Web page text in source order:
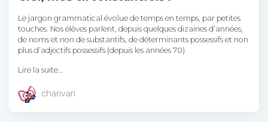
Le jargon grammatical évolue de temps en temps, par petites
touches. Nos élèves parlent, depuis quelques dizaines d’années,
de noms et non de substantifs, de déterminants possessifs et non
plus d’adjectifs possessifs (depuis les années 70)
Lire la suite…
charivari